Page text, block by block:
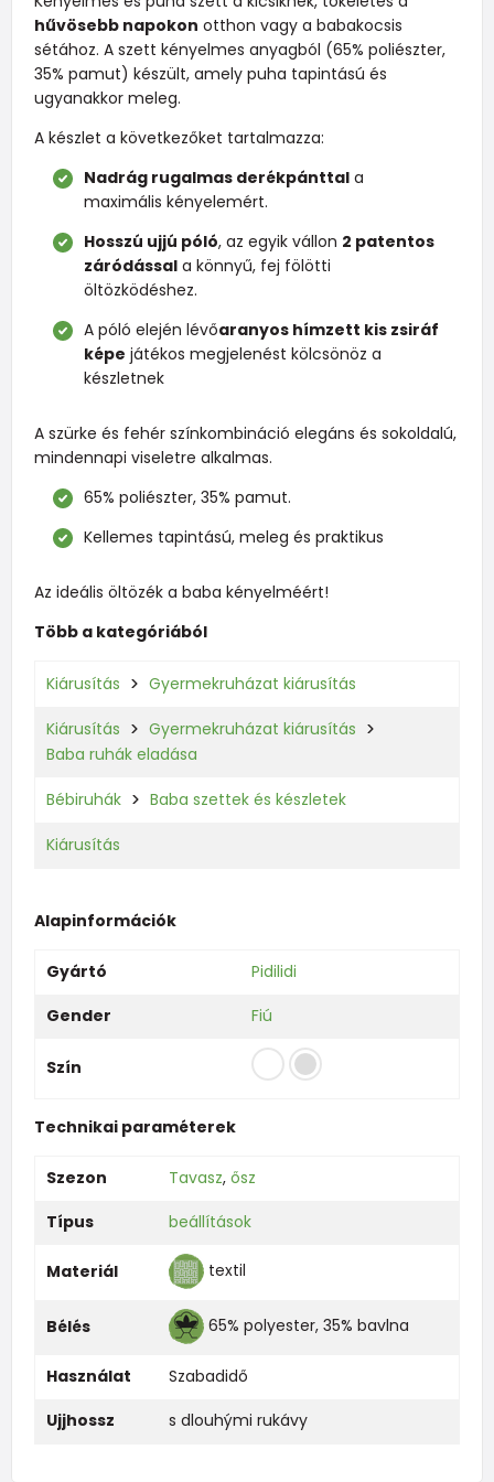
hűvösebb napokon otthon vagy a babakocsis
sétához. A szett kényelmes anyagból (65% poliészter,
35% pamut) készült, amely puha tapintású és
ugyanakkor meleg.
A készlet a következőket tartalmazza:
Nadrág rugalmas derékpánttal a
maximális kényelemért.
Hosszú ujjú póló, az egyik vállon 2 patentos
záródással a könnyű, fej fölötti
öltözködéshez.
A póló elején lévőaranyos hímzett kis zsiráf
képe játékos megjelenést kölcsönöz a
készletnek
A szürke és fehér színkombináció elegáns és sokoldalú,
mindennapi viseletre alkalmas.
65% poliészter, 35% pamut.
Kellemes tapintású, meleg és praktikus
Az ideális öltözék a baba kényelméért!
Több a kategóriából
Kiárusítás Gyermekruházat kiárusítás
Kiárusítás
Gyermekruházat kiárusítás
Baba ruhák eladása
Bébiruhák Baba szettek és készletek
Kiárusítás
Alapinformációk
Gyártó
Pidilidi
Gender
Fiú
Szín
Technikai paraméterek
Szezon Tavasz, ősz
Típus
beállítások
Materiál textil
Bélés 65% polyester, 35% bavlna
Használat
Szabadidő
Ujjhossz
s dlouhými rukávy